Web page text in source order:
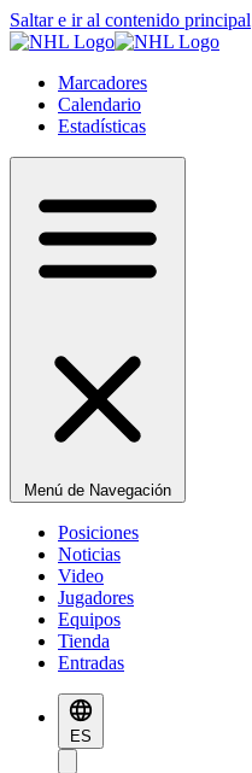
Saltar e ir al contenido principal
Marcadores
Calendario
Estadísticas
Menú de Navegación
Posiciones
Noticias
Video
Jugadores
Equipos
Tienda
Entradas
ES